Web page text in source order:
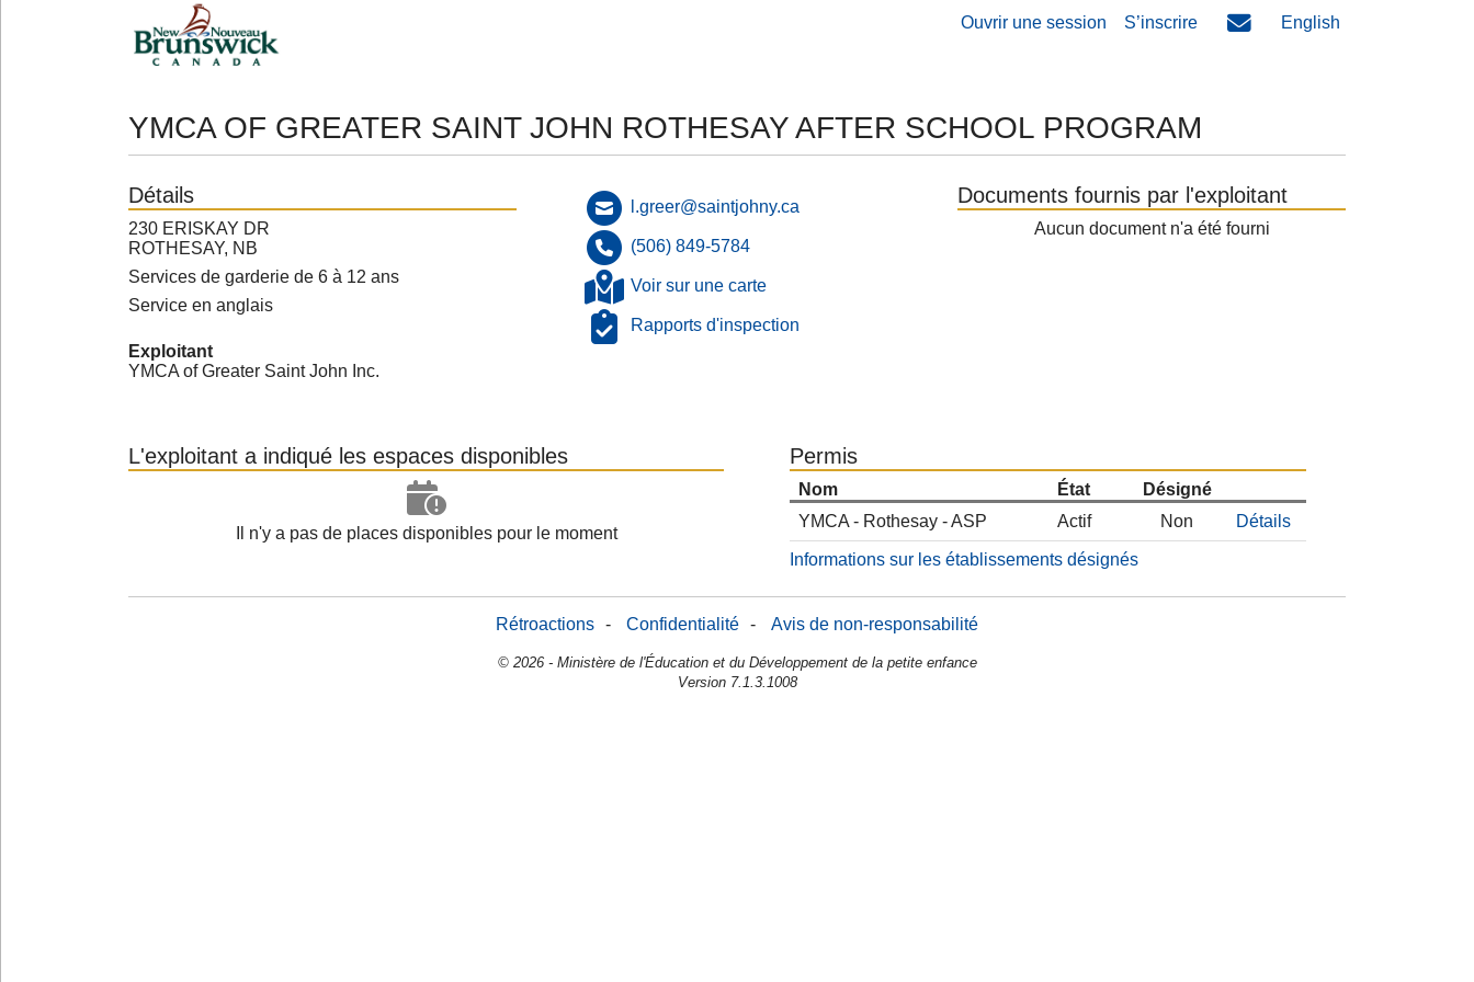
Ouvrir une session S’inscrire English
YMCA OF GREATER SAINT JOHN ROTHESAY AFTER SCHOOL PROGRAM
Détails
230 ERISKAY DR
ROTHESAY, NB
Services de garderie de 6 à 12 ans
Service en anglais
Exploitant
YMCA of Greater Saint John Inc.
l.greer@saintjohny.ca
(506) 849-5784
Voir sur une carte
Rapports d'inspection
Documents fournis par l'exploitant
Aucun document n'a été fourni
L'exploitant a indiqué les espaces disponibles
Il n'y a pas de places disponibles pour le moment
Permis
Nom État
Désigné
YMCA - Rothesay - ASP
Actif Non Détails
Informations sur les établissements désignés
Rétroactions - Confidentialité - Avis de non-responsabilité
© 2026 - Ministère de l'Éducation et du Développement de la petite enfance
Version 7.1.3.1008